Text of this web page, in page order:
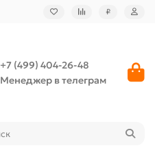
₽
+7 (499) 404-26-48
Менеджер в телеграм